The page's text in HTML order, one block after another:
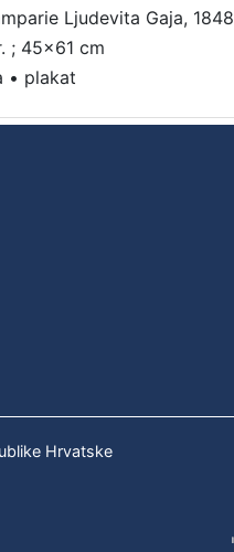
Ljudevita Gaja, 1848
; 45x61 cm
• plakat
Hrvatske